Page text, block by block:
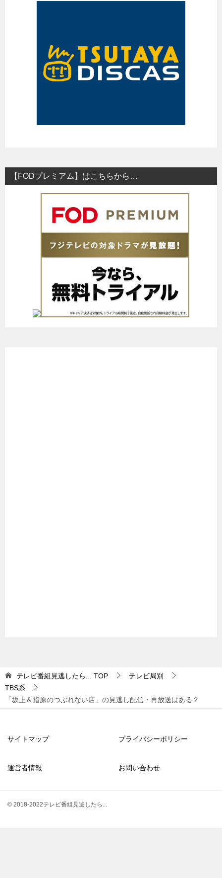
【FODプレミアム】はこちらから…
テレビ番組見逃したら... TOP
テレビ局別
TBS系
「坂上＆指原のつぶれない店」の見逃し配信・再放送はある？
サイトマップ プライバシーポリシー
運営者情報 お問い合わせ
© 2018-2022テレビ番組見逃したら...